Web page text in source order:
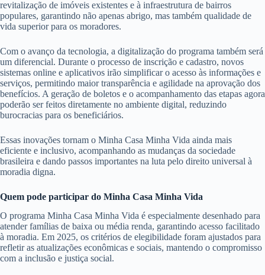
revitalização de imóveis existentes e à infraestrutura de bairros
populares, garantindo não apenas abrigo, mas também qualidade de
vida superior para os moradores.
Com o avanço da tecnologia, a digitalização do programa também será
um diferencial. Durante o processo de inscrição e cadastro, novos
sistemas online e aplicativos irão simplificar o acesso às informações e
serviços, permitindo maior transparência e agilidade na aprovação dos
benefícios. A geração de boletos e o acompanhamento das etapas agora
poderão ser feitos diretamente no ambiente digital, reduzindo
burocracias para os beneficiários.
Essas inovações tornam o Minha Casa Minha Vida ainda mais
eficiente e inclusivo, acompanhando as mudanças da sociedade
brasileira e dando passos importantes na luta pelo direito universal à
moradia digna.
Quem pode participar do Minha Casa Minha Vida
O programa Minha Casa Minha Vida é especialmente desenhado para
atender famílias de baixa ou média renda, garantindo acesso facilitado
à moradia. Em 2025, os critérios de elegibilidade foram ajustados para
refletir as atualizações econômicas e sociais, mantendo o compromisso
com a inclusão e justiça social.